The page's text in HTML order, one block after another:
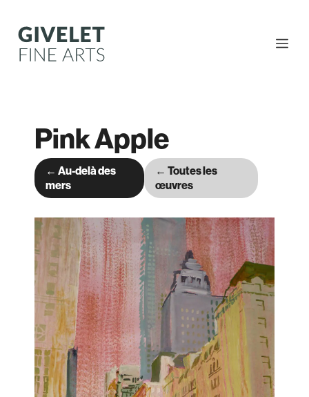
contenu
Pink Apple
← Au-delà des
mers
← Toutes les
œuvres